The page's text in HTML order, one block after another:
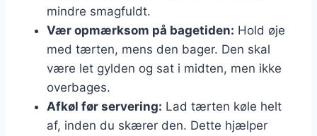
mindre smagfuldt.
Vær opmærksom på bagetiden: Hold øje
med tærten, mens den bager. Den skal
være let gylden og sat i midten, men ikke
overbages.
Afkøl før servering: Lad tærten køle helt
af, inden du skærer den. Dette hjælper